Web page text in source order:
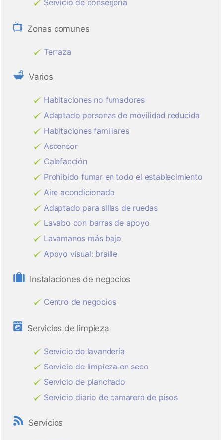
Servicio de conserjería
Zonas comunes
Terraza
Varios
Habitaciones no fumadores
Adaptado personas de movilidad reducida
Habitaciones familiares
Ascensor
Calefacción
Prohibido fumar en todo el establecimiento
Aire acondicionado
Adaptado para sillas de ruedas
Lavabo con barras de apoyo
Lavamanos más bajo
Apoyo visual: braille
Instalaciones de negocios
Centro de negocios
Servicios de limpieza
Servicio de lavandería
Servicio de limpieza en seco
Servicio de planchado
Servicio diario de camarera de pisos
Servicios